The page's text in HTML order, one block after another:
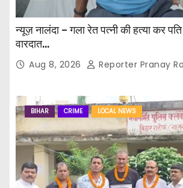
न्यूज़ नालंदा – गला रेत पत्नी की हत्या कर
वारदात…
Aug 8, 2026 Reporter Pranay
BIHAR CRIME LOCAL NEWS